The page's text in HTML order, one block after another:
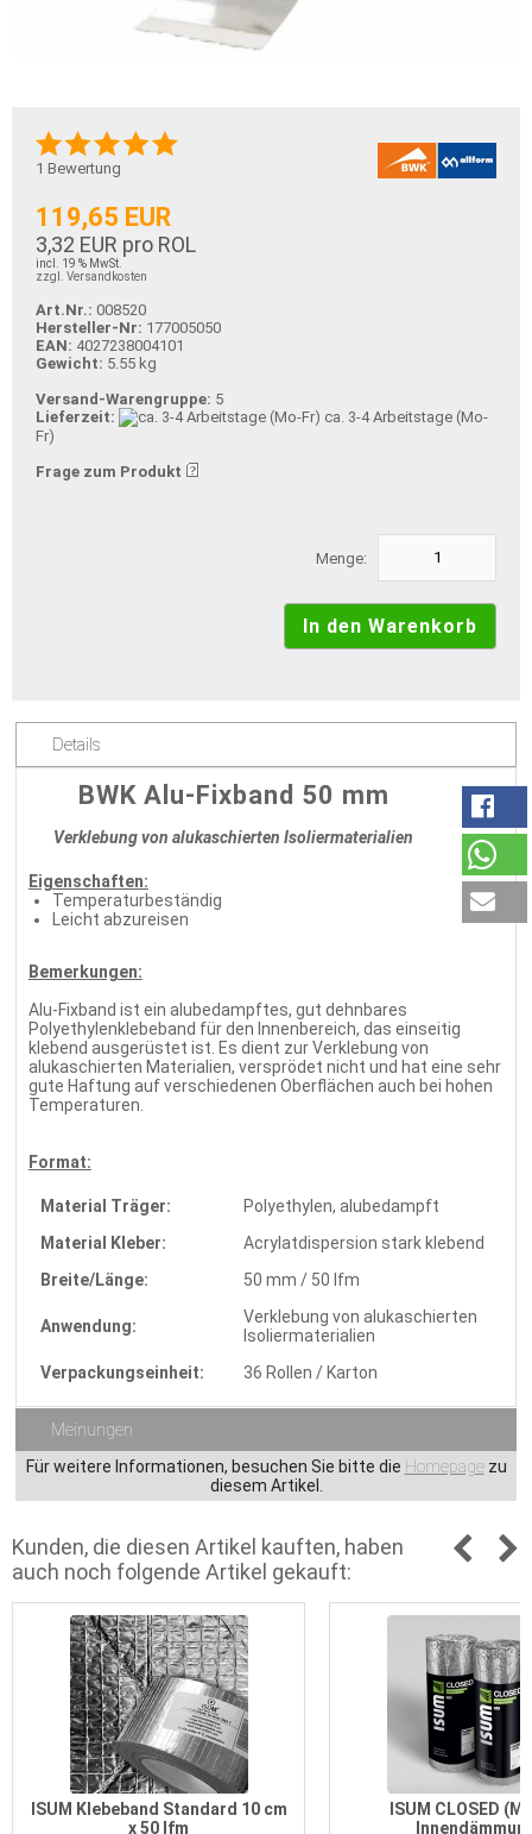
1 Bewertung
119,65 EUR
3,32 EUR pro ROL
incl. 19 % MwSt.
zzgl. Versandkosten
Art.Nr.: 008520
Hersteller-Nr: 177005050
EAN: 4027238004101
Gewicht: 5.55 kg
Versand-Warengruppe: 5
Lieferzeit:
ca. 3-4 Arbeitstage (Mo-
Fr)
Frage zum Produkt
Menge:
Details
BWK Alu-Fixband 50 mm
Verklebung von alukaschierten Isoliermaterialien
Eigenschaften:
Temperaturbeständig
Leicht abzureisen
Bemerkungen:
Alu-Fixband ist ein alubedampftes, gut dehnbares
Polyethylenklebeband für den Innenbereich, das einseitig
klebend ausgerüstet ist. Es dient zur Verklebung von
alukaschierten Materialien, versprödet nicht und hat eine sehr
gute Haftung auf verschiedenen Oberflächen auch bei hohen
Temperaturen.
Format:
Material Träger:
Polyethylen, alubedampft
Material Kleber:
Acrylatdispersion stark klebend
Breite/Länge:
50 mm / 50 lfm
Anwendung:
Verklebung von alukaschierten
Isoliermaterialien
Verpackungseinheit:
36 Rollen / Karton
Meinungen
Für weitere Informationen, besuchen Sie bitte die Homepagezu
diesem Artikel.
Kunden, die diesen Artikel kauften, haben
auch noch folgende Artikel gekauft:
ISUM Klebeband Standard 10 cm
x 50 lfm
ISUM CLOSED